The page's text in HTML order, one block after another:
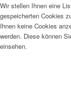
Wir stellen Ihnen eine
gespeicherten Cookies
Ihnen keine Cookies
werden. Diese können
einsehen.